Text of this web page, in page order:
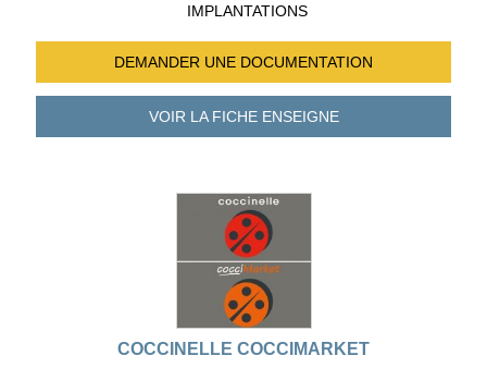
IMPLANTATIONS
DEMANDER UNE DOCUMENTATION
VOIR LA FICHEENSEIGNE
COCCINELLE COCCIMARKET